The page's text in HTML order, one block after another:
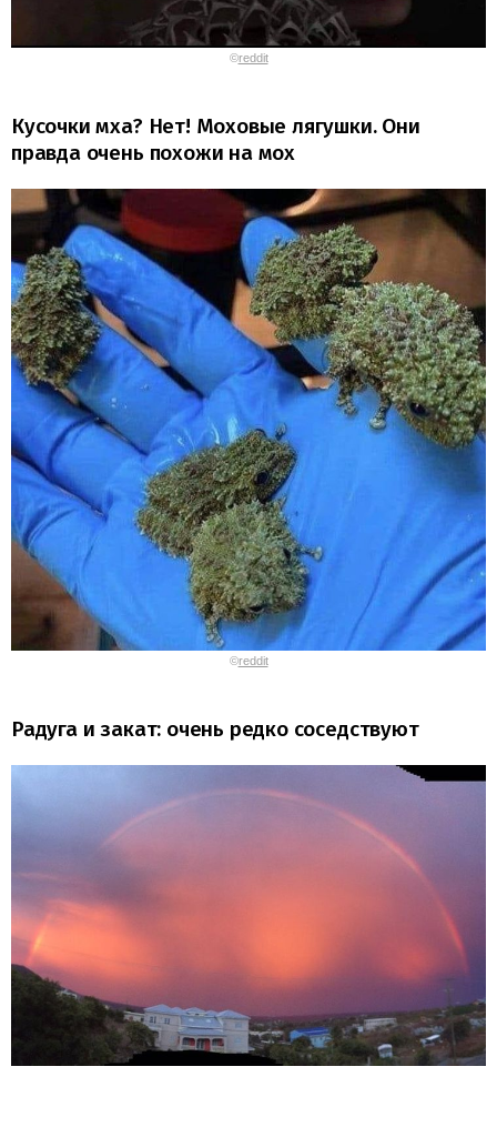
©reddit
Кусочки мха? Нет! Моховые лягушки. Они
правда очень похожи на мох
©reddit
Радуга и закат: очень редко соседствуют